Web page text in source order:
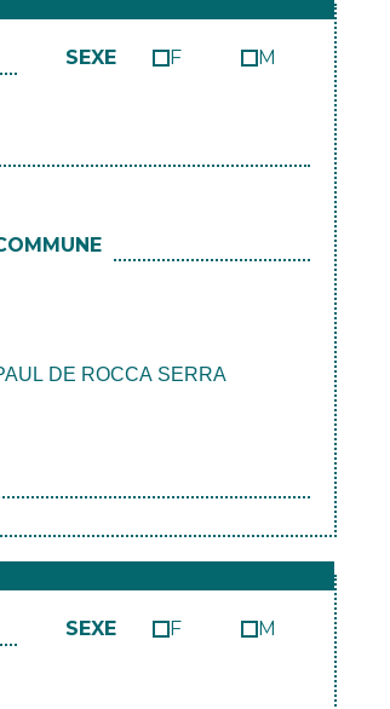
SEXE F M
DE ROCCA SERRA
SEXE F M